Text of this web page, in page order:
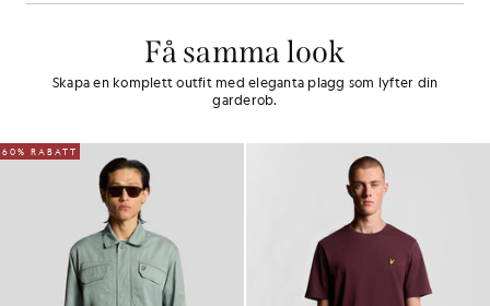
Få samma look
Skapa en komplett outfit med eleganta plagg som lyfter din
garderob.
60% RABATT